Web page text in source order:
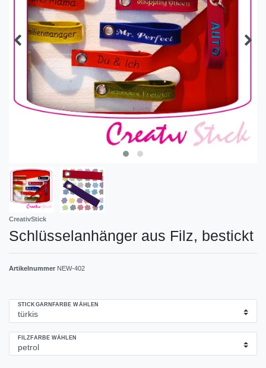
CreativStick
Schlüsselanhänger aus Filz, bestickt
Artikelnummer NEW-402
STICKGARNFARBE WÄHLEN
FILZFARBE WÄHLEN